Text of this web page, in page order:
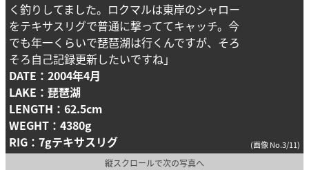
く釣りしてました。ロクマルは東岸のシャロー
をテキサスリグで普通に撃っててキャッチ。今
でも年一くらいで琵琶湖は行くんですが、そろ
そろ自己記録更新したいですね」
DATE：2004年4月
LAKE：琵琶湖
LENGTH：62.5cm
WEGHT：4380g
RIG：7gテキサスリグ
(画像 No.3/11)
縦スクロールで次の写真へ